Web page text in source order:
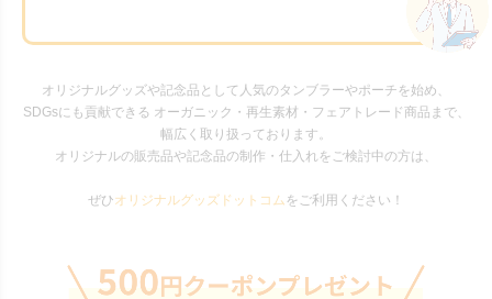
オリジナルグッズや記念品として人気のタンブラーやポーチを始め、
SDGsにも貢献できる オーガニック・再生素材・フェアトレード商品まで、
幅広く取り扱っております。
オリジナルの販売品や記念品の制作・仕入れをご検討中の方は、
ぜひオリジナルグッズドットコム をご利用ください！